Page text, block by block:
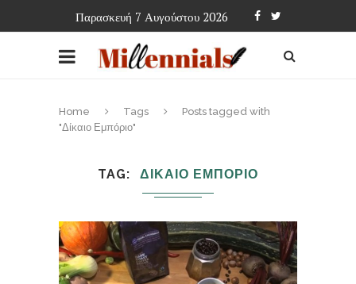
Παρασκευή 7 Αυγούστου 2026
Home Tags
Posts tagged with
"Δίκαιο Εμπόριο"
TAG ΔΙΚΑΙΟ ΕΜΠΟΡΙΟ